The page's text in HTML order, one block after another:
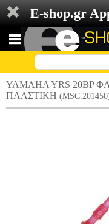
E-shop.gr
YAMAHA YRS 20BP
ΠΛΑΣΤΙΚΗ